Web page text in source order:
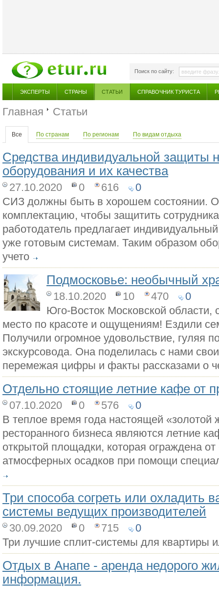
Поиск по сайту:
ЭКСПЕРТЫ СТРАНЫ СТАТЬИ СПРАВОЧНИК ТУРИСТА
Главная Статьи
Все По странам По регионам По видам отдыха
Средства индивидуальной защиты
оборудования и их качества
27.10.2020 0 616
0
СИЗ должны быть в хорошем состоянии.
комплектацию, чтобы защитить
работодатель предлагает
уже готовым системам. Таким образом
учето
Подмосковье: необычный
18.10.2020 10 470
0
Юго-Восток Московской области,
место по красоте и ощущениям! Ездили
Получили огромное удовольствие, гуляя
экскурсовода. Она поделилась с нами
перемежая цифры и факты рассказами о
Отдельно стоящие летние кафе от
07.10.2020 0 576
0
В теплое время года настоящей «золотой
ресторанного бизнеса являются летние
открытой площадки, которая ограждена
атмосферных осадков при помощи
Три способа согреть или охладить
системы ведущих производителей
30.09.2020 0 715
0
Три лучшие сплит-системы для квартиры
Отдых в Анапе - аренда недорого
информация.